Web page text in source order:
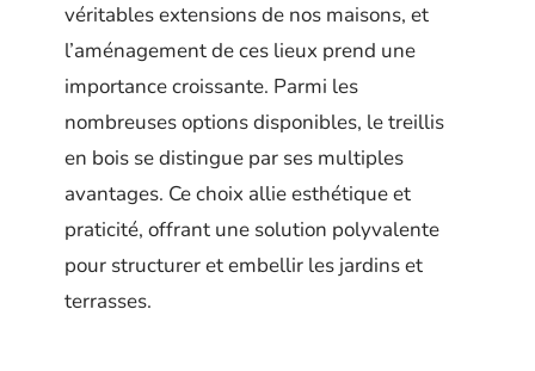
véritables extensions de nos maisons, et
l’aménagement de ces lieux prend une
importance croissante. Parmi les
nombreuses options disponibles, le treillis
en bois se distingue par ses multiples
avantages. Ce choix allie esthétique et
praticité, offrant une solution polyvalente
pour structurer et embellir les jardins et
terrasses.